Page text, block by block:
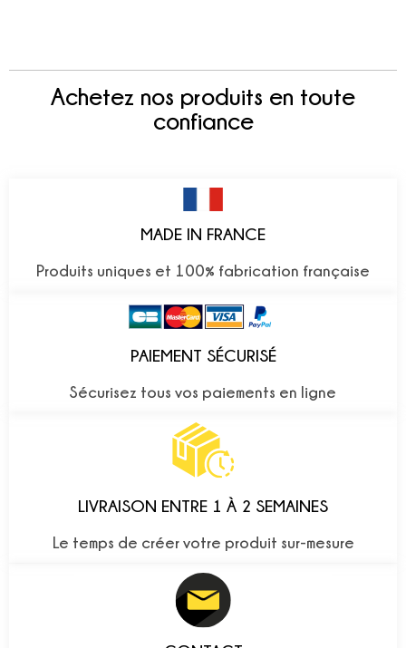
Achetez nos produits en toute
confiance
MADE IN FRANCE
Produits uniques et 100% fabrication française
PAIEMENT SÉCURISÉ
Sécurisez tous vos paiements en ligne
LIVRAISON ENTRE 1 À 2 SEMAINES
Le temps de créer votre produit sur-mesure